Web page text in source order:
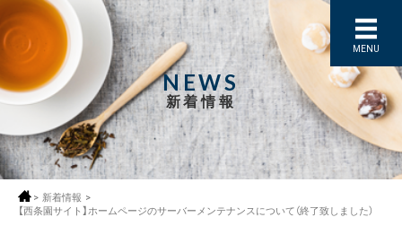
NEWS
新着情報
> 新着情報 >
【西条園サイト】ホームページのサーバーメンテナンスについて（終了致しました）
MENU